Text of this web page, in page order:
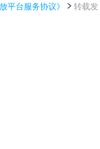
平台服务协议》
转载发